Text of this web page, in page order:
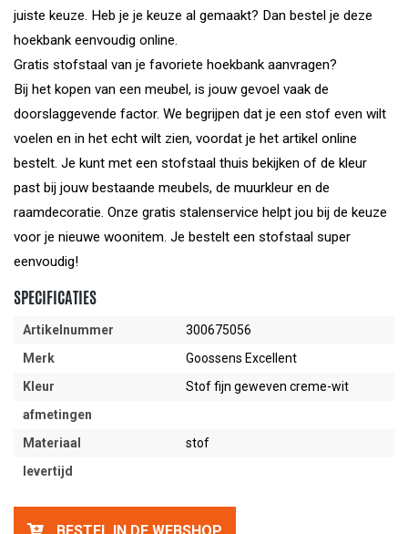
juiste keuze. Heb je je keuze al gemaakt? Dan bestel je deze
hoekbank eenvoudig online.
Gratis stofstaal van je favoriete hoekbank aanvragen?
Bij het kopen van een meubel, is jouw gevoel vaak de
doorslaggevende factor. We begrijpen dat je een stof even wilt
voelen en in het echt wilt zien, voordat je het artikel online
bestelt. Je kunt met een stofstaal thuis bekijken of de kleur
past bij jouw bestaande meubels, de muurkleur en de
raamdecoratie. Onze gratis stalenservice helpt jou bij de keuze
voor je nieuwe woonitem. Je bestelt een stofstaal super
eenvoudig!
SPECIFICATIES
Artikelnummer
300675056
Merk
Goossens Excellent
Kleur
Stof fijn geweven creme-wit
afmetingen
Materiaal
stof
levertijd
BESTEL IN DE WEBSHOP